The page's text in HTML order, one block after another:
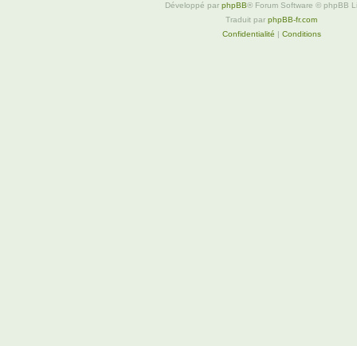
Développé par phpBB® Forum Software © phpBB
Traduit par phpBB-fr.com
Confidentialité | Conditions